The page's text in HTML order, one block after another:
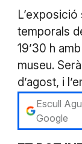
L’exposició
temporals
19’30 h
museu.
d’agost, i
Escull
Google